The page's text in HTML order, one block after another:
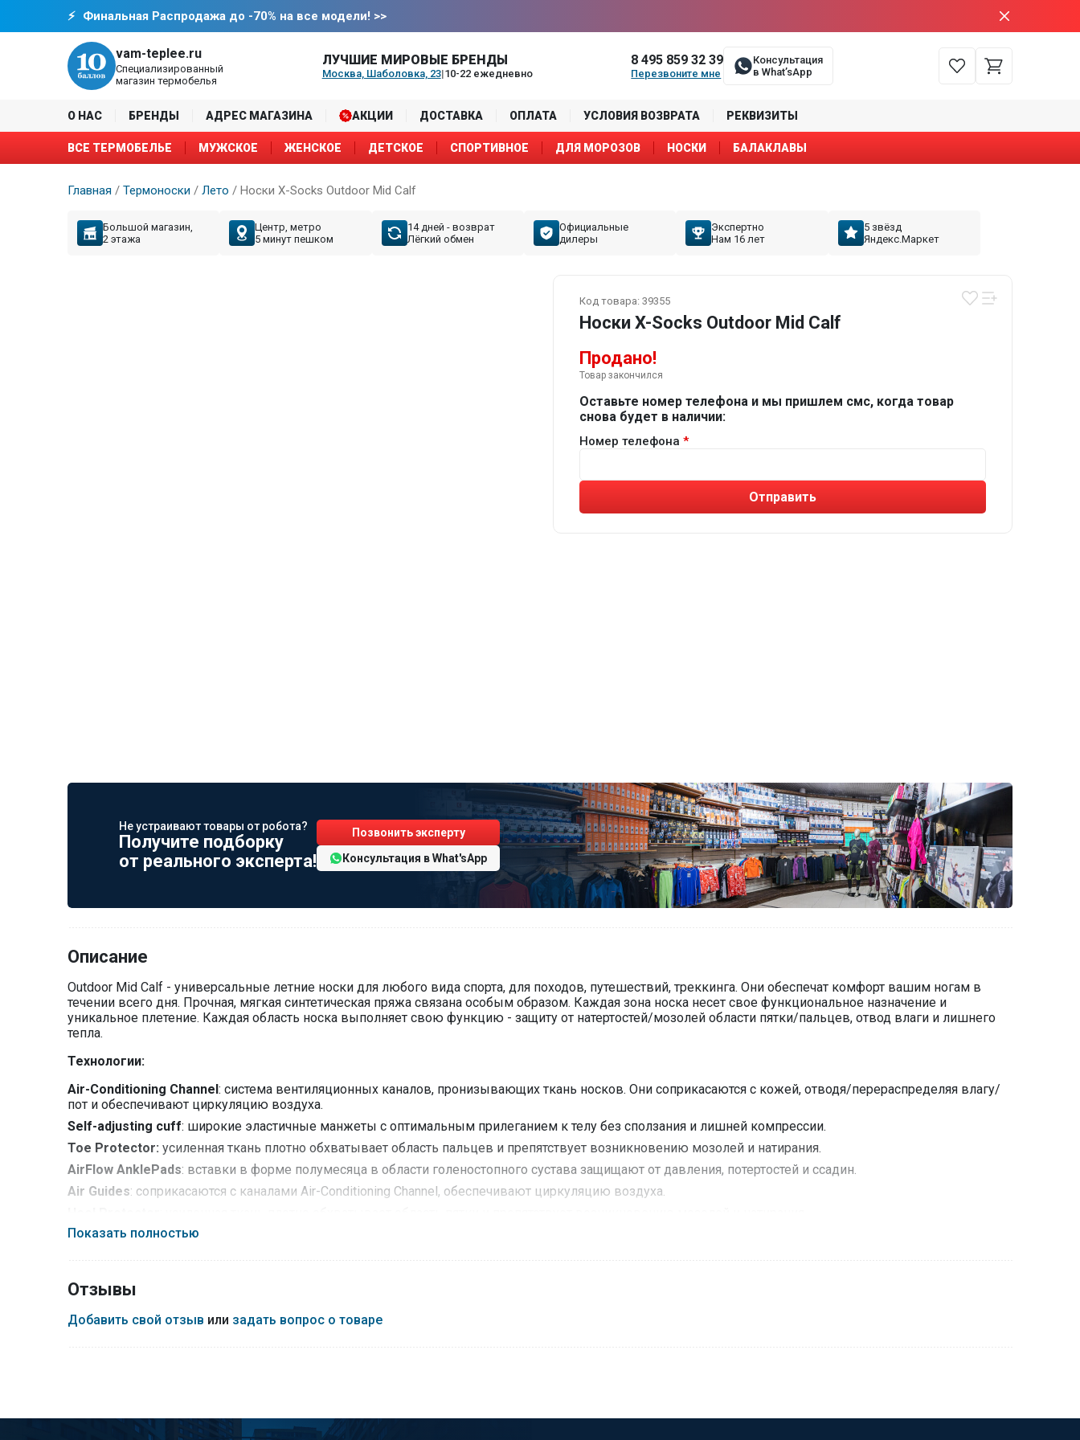
Финальная Распродажа до -70% на все модели! >>
vam-teplee.ru
Специализированный
магазин термобелья
ЛУЧШИЕ МИРОВЫЕ БРЕНДЫ
Москва, Шаболовка, 23|10-22 ежедневно
8 495 859 32 39
Перезвоните мне
Консультация
в What’sApp
О НАС БРЕНДЫ АДРЕС МАГАЗИНА АКЦИИ ДОСТАВКА ОПЛАТА УСЛОВИЯ ВОЗВРАТА РЕКВИЗИТЫ
ВСЕ ТЕРМОБЕЛЬЕ МУЖСКОЕ ЖЕНСКОЕ ДЕТСКОЕ СПОРТИВНОЕ ДЛЯ МОРОЗОВ НОСКИ БАЛАКЛАВЫ
Главная / Термоноски / Лето / Носки X-Socks Outdoor Mid Calf
Большой магазин,
2 этажа
Центр, метро
5 минут пешком
14 дней - возврат
Лёгкий обмен
Официальные
дилеры
Экспертно
Нам 16 лет
5 звёзд
Яндекс.Маркет
Код товара: 39355
Носки X-Socks Outdoor Mid Calf
Продано!
Товар закончился
Оставьте номер телефона и мы пришлем смс, когда товар
снова будет в наличии:
Номер телефона
Отправить
Не устраивают товары от робота?
Получите подборку
от реального эксперта!
Позвонить эксперту
Консультация вWhat'sApp
Описание
Outdoor Mid Calf - универсальные летние носки для любого вида спорта, для походов, путешествий, треккинга. Они обеспечат комфорт вашим ногам в
течении всего дня. Прочная, мягкая синтетическая пряжа связана особым образом. Каждая зона носка несет свое функциональное назначение и
уникальное плетение. Каждая область носка выполняет свою функцию - защиту от натертостей/мозолей области пятки/пальцев, отвод влаги и лишнего
тепла.
Технологии:
Air-Conditioning Channel: система вентиляционных каналов, пронизывающих ткань носков. Они соприкасаются с кожей, отводя/перераспределяя влагу/
пот и обеспечивают циркуляцию воздуха.
Self-adjusting cuff: широкие эластичные манжеты с оптимальным прилеганием к телу без сползания и лишней компрессии.
Toe Protector: усиленная ткань плотно обхватывает область пальцев и препятствует возникновению мозолей и натирания.
AirFlow AnklePads: вставки в форме полумесяца в области голеностопного сустава защищают от давления, потертостей и ссадин.
Air Guides: соприкасаются с каналами Air-Conditioning Channel, обеспечивают циркуляцию воздуха.
Instep Protector: объемные подушечки/супинатор в области стопы действуют как амортизатор, снижая давление в этой области и препятствуя
Traverse AirFlow Channel System
X-Cross Bandage
: специальная икс-образная вязка в виде бандажа расположена в области голеностопа поддерживает его (связки, суставы, мышцы), не
Материал
Показать полностью
Отзывы
Добавить свой отзыв или задать вопрос о товаре